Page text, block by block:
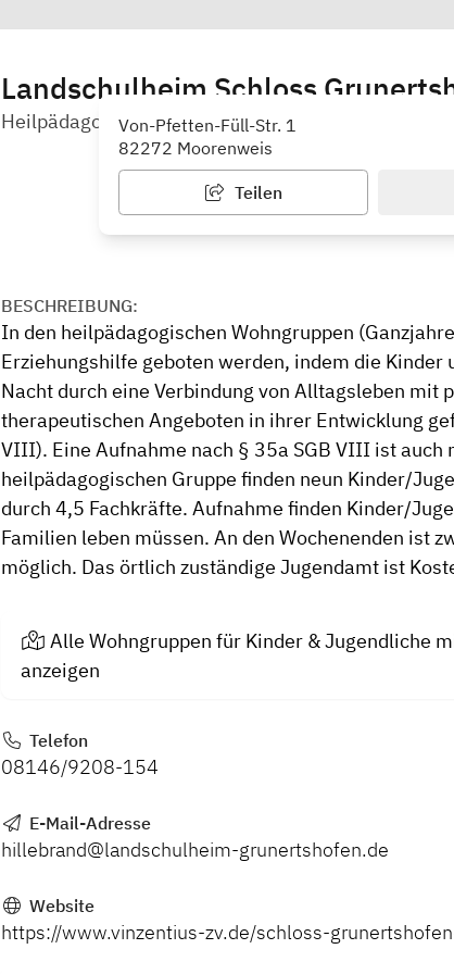
Landschulheim Schloss
Heilpädagogische Wohngruppe
Von-Pfetten-Füll-Str. 1
82272 Moorenweis
Teilen
BESCHREIBUNG:
In den heilpädagogischen Wohngruppen
Erziehungshilfe geboten werden, indem die Kinder
Nacht durch eine Verbindung von Alltagsleben mit
therapeutischen Angeboten in ihrer Entwicklung
VIII). Eine Aufnahme nach § 35a SGB VIII ist auch
heilpädagogischen Gruppe finden neun Kinder/
durch 4,5 Fachkräfte. Aufnahme finden Kinder/
Familien leben müssen. An den Wochenenden ist
möglich. Das örtlich zuständige Jugendamt ist
Alle Wohngruppen für Kinder & Jugendliche
anzeigen
Telefon
08146/9208-154
E-Mail-Adresse
hillebrand@landschulheim-grunertshofen.de
Website
https://www.vinzentius-zv.de/schloss-